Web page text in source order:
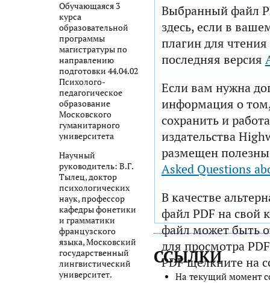
Обучающаяся 3
курса
образовательной
программы
магистратуры по
направлению
подготовки 44.04.02
Психолого-
педагогическое
образование
Московского
гуманитарного
университета
Научный
руководитель: В.Г.
Тылец, доктор
психологических
наук, профессор
кафедры фонетики
и грамматики
французского
языка, Московский
государственный
лингвистический
университет.
Выбранный файл
здесь, если в
плагин для
последняя версия
Если вам нужна
информация о том,
сохранить и
издательства
размещен
Asked Questions
В качестве
файл PDF на свой
файл может быть
для просмотра
PDF щелкните на
ССЫЛКИ
На текущий момент